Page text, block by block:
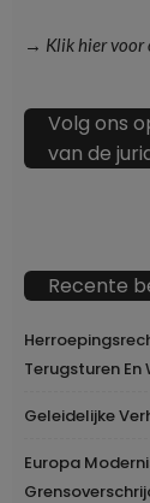
→ Klik hier voor
Volg ons
van de
Recente
Terugsturen En
Geleidelijke
Europa